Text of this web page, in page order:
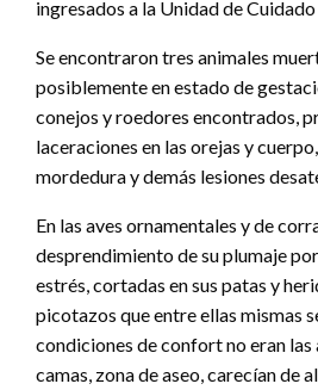
ingresados a la Unidad de
Se encontraron tres animales
posiblemente en estado de
conejos y roedores encontrados,
laceraciones en las orejas y
mordedura y demás lesiones
En las aves ornamentales y de
desprendimiento de su plumaje
estrés, cortadas en sus patas y
picotazos que entre ellas mismas
condiciones de confort no eran las
camas, zona de aseo, carecían de